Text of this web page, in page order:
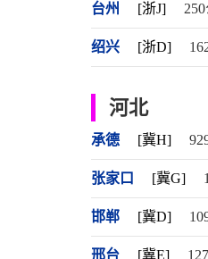
台州 [浙J]
绍兴 [浙D]
河北
承德 [冀H]
张家口 [冀G]
邯郸 [冀D]
邢台 [冀E]